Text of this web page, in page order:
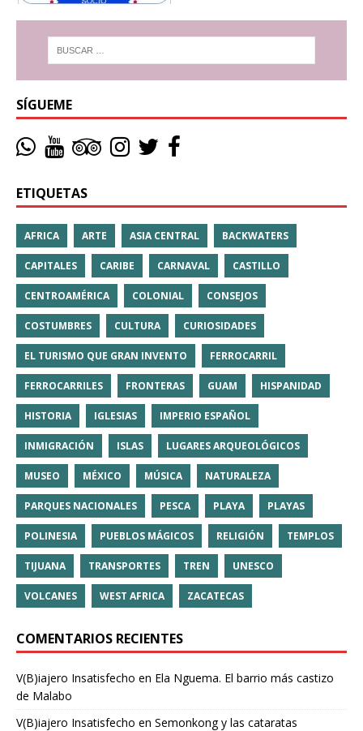
SÍGUEME
ETIQUETAS
AFRICA ARTE ASIA CENTRAL BACKWATERS
CAPITALES CARIBE CARNAVAL CASTILLO
CENTROAMÉRICA COLONIAL CONSEJOS
COSTUMBRES CULTURA CURIOSIDADES
EL TURISMO QUE GRAN INVENTO FERROCARRIL
FERROCARRILES FRONTERAS GUAM HISPANIDAD
HISTORIA IGLESIAS IMPERIO ESPAÑOL
INMIGRACIÓN ISLAS LUGARES ARQUEOLÓGICOS
MUSEO MÉXICO MÚSICA NATURALEZA
PARQUES NACIONALES PESCA PLAYA PLAYAS
POLINESIA PUEBLOS MÁGICOS RELIGIÓN TEMPLOS
TIJUANA TRANSPORTES TREN UNESCO
VOLCANES WEST AFRICA ZACATECAS
COMENTARIOS RECIENTES
V(B)iajero Insatisfecho en Ela Nguema. El barrio más castizo
de Malabo
V(B)iajero Insatisfecho en Semonkong y las cataratas